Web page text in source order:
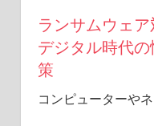
ランサムウェ
デジタル時代
策
コンピューターや